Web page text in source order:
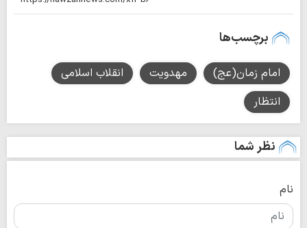
برچسب‌ها
امام زمان(عج) مهدویت
انقلاب اسلامی
انتظار
نظر شما
نام